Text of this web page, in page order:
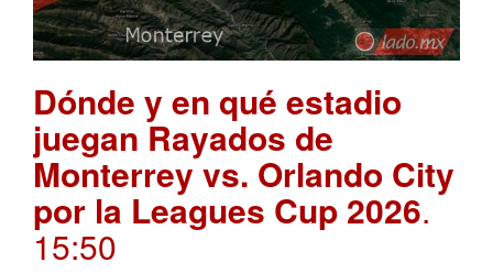
Dónde y en qué estadio
juegan Rayados de
Monterrey vs. Orlando City
por la Leagues Cup 2026.
15:50